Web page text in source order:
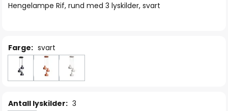
Hengelampe Rif, rund med 3 lyskilder, svart
Farge: svart
Antall lyskilder: 3